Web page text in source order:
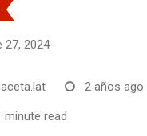
27, 2024
2 años ago
minute read